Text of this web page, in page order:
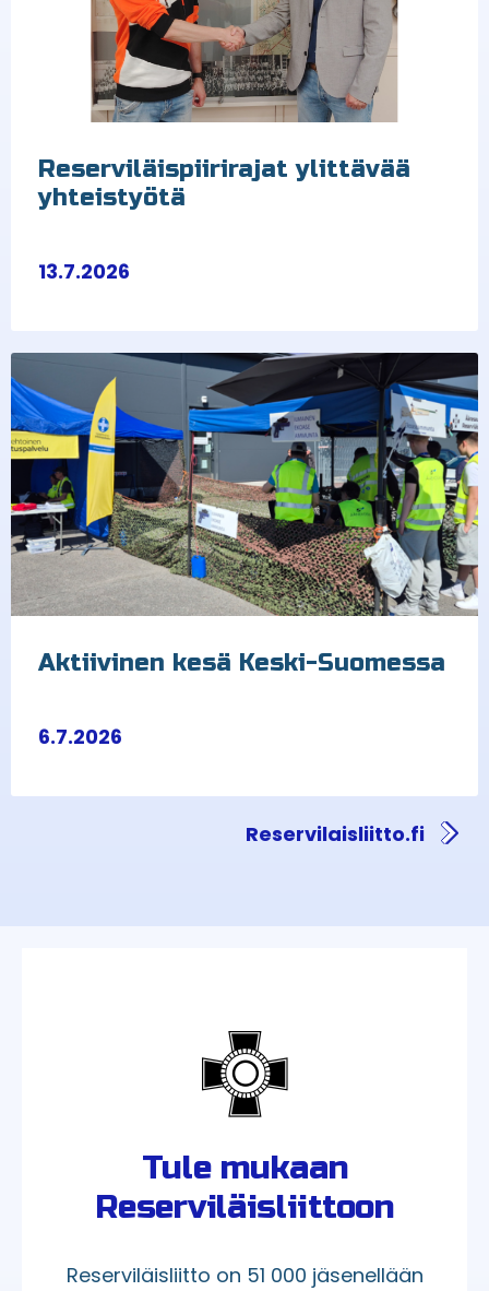
Reserviläispiirirajat ylittävää
yhteistyötä
13.7.2026
Aktiivinen kesä Keski-Suomessa
6.7.2026
Reservilaisliitto.fi
Tule mukaan
Reserviläisliittoon
Reserviläisliitto on 51 000 jäsenellään